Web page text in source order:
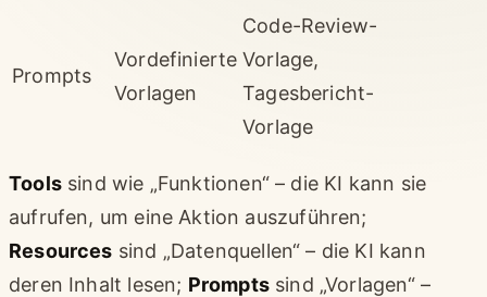
Prompts
Vordefinierte
Vorlagen
Code-Review-
Vorlage,
Tagesbericht-
Vorlage
Toolssind wie „Funktionen“ – die KI kann sie
aufrufen, um eine Aktion auszuführen;
Resources sind „Datenquellen“ – die KI kann
deren Inhalt lesen; Promptssind „Vorlagen“ –